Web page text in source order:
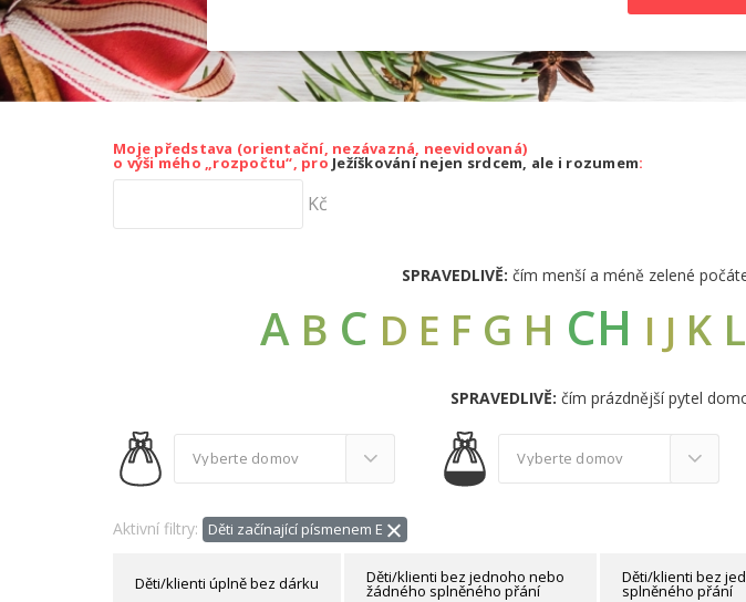
Moje představa (orientační, nezávazná, neevidovaná)
o výši mého „rozpočtu“, pro Ježíškování nejen srdcem, ale i rozumem:
Kč
SPRAVEDLIVĚ: čím menší a méně zelené
A B C D E F G H CH I J K L
SPRAVEDLIVĚ: čím prázdnější pytel
Aktivní filtry: Děti začínající písmenem E
Děti/klienti úplně bez dárku Děti/klienti bez jednoho nebo
žádného splněného přání
Děti/klienti bez
splněného přání